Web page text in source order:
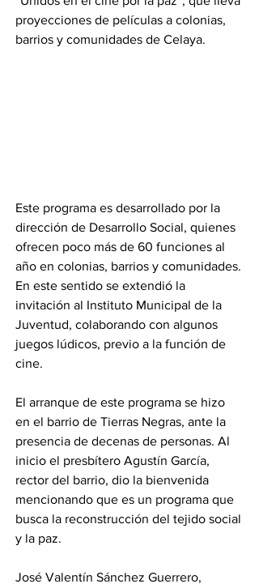
proyecciones de películas a colonias,
barrios y comunidades de Celaya.
Este programa es desarrollado por la
dirección de Desarrollo Social, quienes
ofrecen poco más de 60 funciones al
año en colonias, barrios y comunidades.
En este sentido se extendió la
invitación al Instituto Municipal de la
Juventud, colaborando con algunos
juegos lúdicos, previo a la función de
cine.
El arranque de este programa se hizo
en el barrio de Tierras Negras, ante la
presencia de decenas de personas. Al
inicio el presbítero Agustín García,
rector del barrio, dio la bienvenida
mencionando que es un programa que
busca la reconstrucción del tejido social
y la paz.
José Valentín Sánchez Guerrero,